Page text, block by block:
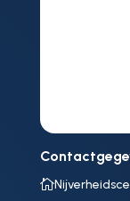
